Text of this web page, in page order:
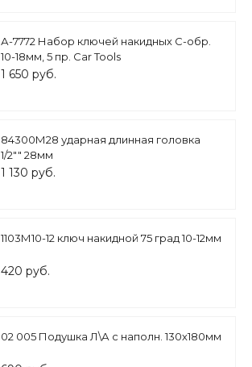
А-7772 Набор ключей накидных C-обр.
10-18мм, 5 пр. Car Tools
1 650 руб.
84300М28 ударная длинная головка
1/2"" 28мм
1 130 руб.
1103М10-12 ключ накидной 75 град 10-12мм
420 руб.
02 005 Подушка Л\А с наполн. 130х180мм